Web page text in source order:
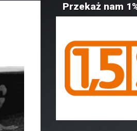
Przekaż nam